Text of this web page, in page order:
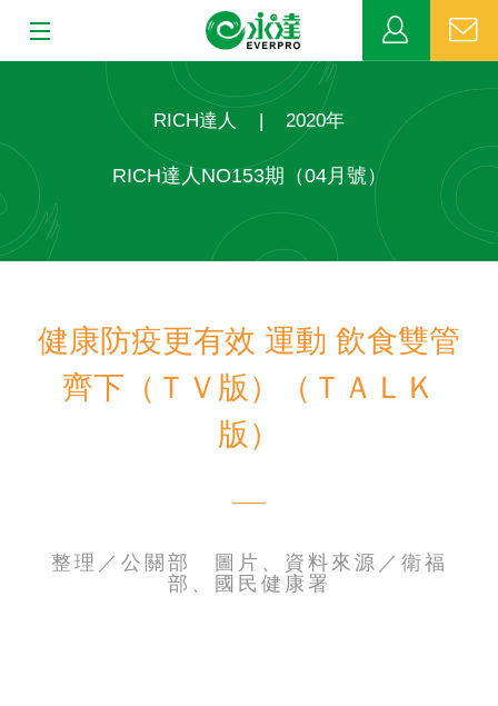
MDRT
公益活動
客戶服務
RICH達人 | 2020年
RICH達人NO153期（04月號）
健康防疫更有效 運動 飲食雙管
齊下（ＴＶ版）（ＴＡＬＫ
版）
整理／公關部 圖片、資料來源／衛福
部、國民健康署